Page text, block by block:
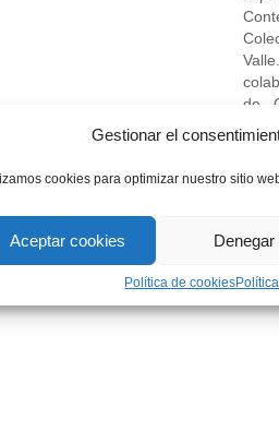
Gestionar el
cookies para optimizar nuestro sitio
Aceptar cookies Denegar
Política de cookies
de